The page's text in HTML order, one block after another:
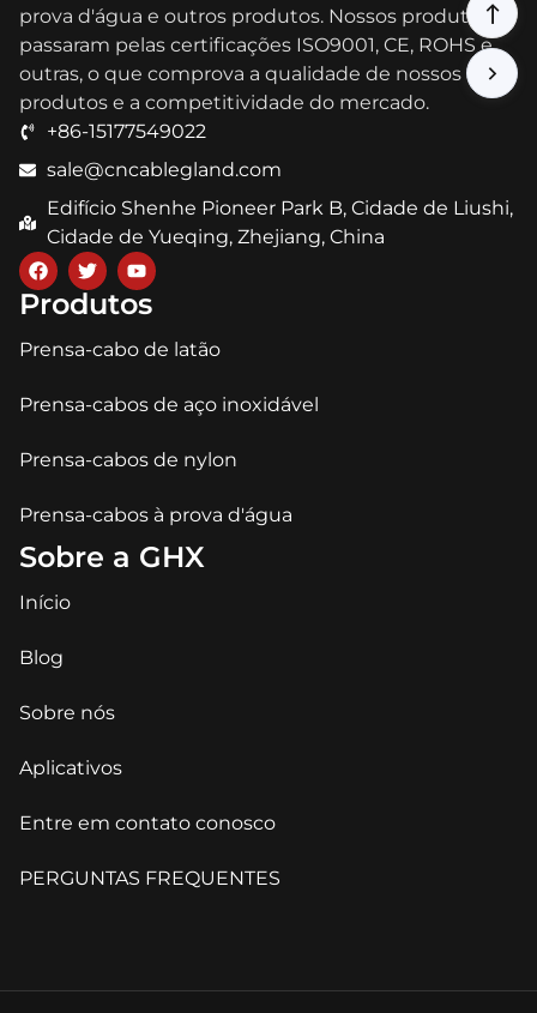
prova d'água e outros produtos. Nossos produtos
passaram pelas certificações ISO9001, CE, ROHS e
outras, o que comprova a qualidade de nossos
produtos e a competitividade do mercado.
+86-15177549022
sale@cncablegland.com
Edifício Shenhe Pioneer Park B, Cidade de Liushi,
Cidade de Yueqing, Zhejiang, China
Produtos
Prensa-cabo de latão
Prensa-cabos de aço inoxidável
Prensa-cabos de nylon
Prensa-cabos à prova d'água
Sobre a GHX
Início
Blog
Sobre nós
Aplicativos
Entre em contato conosco
PERGUNTAS FREQUENTES